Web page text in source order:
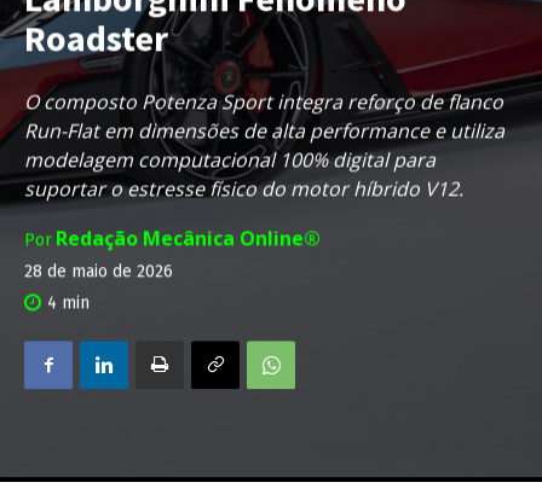
Roadster
O composto Potenza Sport integra reforço de flanco
Run-Flat em dimensões de alta performance e utiliza
modelagem computacional 100% digital para
suportar o estresse físico do motor híbrido V12.
Por Redação Mecânica Online®
28 de maio de 2026
4 min